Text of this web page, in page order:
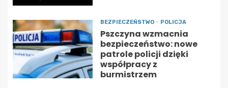
BEZPIECZEŃSTWO POLICJA
Pszczyna wzmacnia
bezpieczeństwo: nowe
patrole policji dzięki
współpracy z
burmistrzem